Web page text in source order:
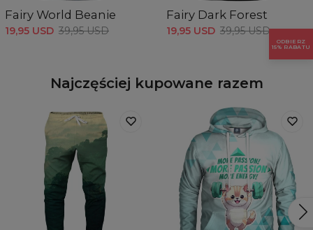
Fairy World Beanie
19,95 USD 39,95 USD
Fairy Dark Forest
19,95 USD 39,95 USD
Najczęściej kupowane razem
ODBIERZ
15% RABATU